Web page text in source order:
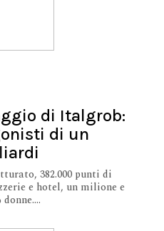
di Italgrob:
di un
382.000 punti di
e hotel, un milione e